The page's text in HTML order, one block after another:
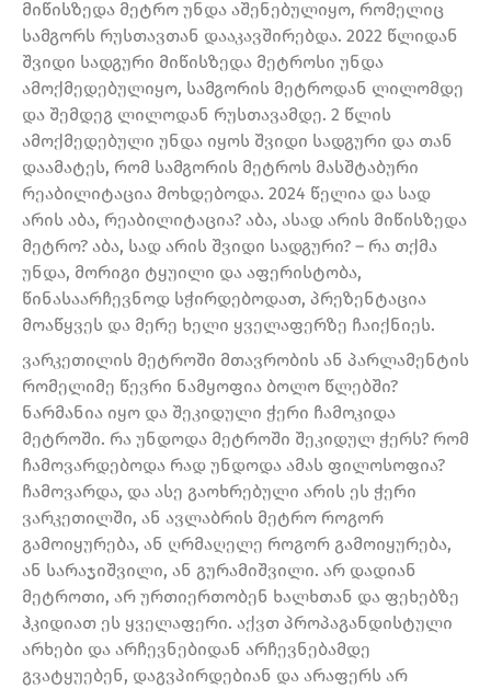
მიწისზედა მეტრო უნდა აშენებულიყო, რომელიც
სამგორს რუსთავთან დააკავშირებდა. 2022 წლიდან
შვიდი სადგური მიწისზედა მეტროსი უნდა
ამოქმედებულიყო, სამგორის მეტროდან ლილომდე
და შემდეგ ლილოდან რუსთავამდე. 2 წლის
ამოქმედებული უნდა იყოს შვიდი სადგური და თან
დაამატეს, რომ სამგორის მეტროს მასშტაბური
რეაბილიტაცია მოხდებოდა. 2024 წელია და სად
არის აბა, რეაბილიტაცია? აბა, ასად არის მიწისზედა
მეტრო? აბა, სად არის შვიდი სადგური? – რა თქმა
უნდა, მორიგი ტყუილი და აფერისტობა,
წინასაარჩევნოდ სჭირდებოდათ, პრეზენტაცია
მოაწყვეს და მერე ხელი ყველაფერზე ჩაიქნიეს.
ვარკეთილის მეტროში მთავრობის ან პარლამენტის
რომელიმე წევრი ნამყოფია ბოლო წლებში?
ნარმანია იყო და შეკიდული ჭერი ჩამოკიდა
მეტროში. რა უნდოდა მეტროში შეკიდულ ჭერს? რომ
ჩამოვარდებოდა რად უნდოდა ამას ფილოსოფია?
ჩამოვარდა, და ასე გაოხრებული არის ეს ჭერი
ვარკეთილში, ან ავლაბრის მეტრო როგორ
გამოიყურება, ან ღრმაღელე როგორ გამოიყურება,
ან სარაჯიშვილი, ან გურამიშვილი. არ დადიან
მეტროთი, არ ურთიერთობენ ხალხთან და ფეხებზე
ჰკიდიათ ეს ყველაფერი. აქვთ პროპაგანდისტული
არხები და არჩევნებიდან არჩევნებამდე
გვატყუებენ, დაგვპირდებიან და არაფერს არ